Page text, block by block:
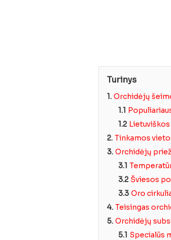
Turinys
1. Orchidėjų
1.1
1.2
2. Tinkamos
3. Orchidėjų
3.1
3.2 Šviesos
3.3 Oro
4. Teisingas
5. Orchidėjų
5.1 Specialūs